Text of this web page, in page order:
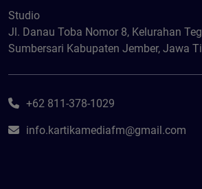
Studio
Jl. Danau Toba Nomor 8, Kelurahan
Sumbersari Kabupaten Jember, Jawa
+62 811-378-1029
info.kartikamediafm@gmail.com